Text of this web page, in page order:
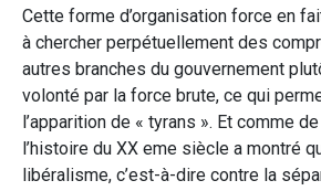
Cette forme d’organisation force en
à chercher perpétuellement des
autres branches du gouvernement
volonté par la force brute, ce qui
l’apparition de « tyrans ». Et comme
l’histoire du XX eme siècle a montré
libéralisme, c’est-à-dire contre la